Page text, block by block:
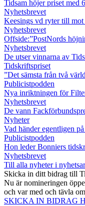
Tidsam höjer priset med
Nyhetsbrevet
Keesings vd ryter till mot
Nyhetsbrevet
Offside:”PostNords
Nyhetsbrevet
De utser vinnarna av
Tidskriftspriset
”Det sämsta från två
Publicistpodden
Nya inriktningen för
Nyhetsbrevet
De vann
Nyheter
Vad händer egentligen
Publicistpodden
Hon leder Bonniers
Nyhetsbrevet
Till alla nyheter i
Skicka in ditt bidrag till
Nu är nomineringen
och var med och tävla
SKICKA IN BIDRAG